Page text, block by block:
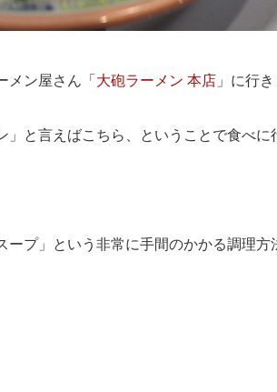
メン屋さん「 大砲ラーメン 本店 」に行き
と言えばこちら、ということで食べに
ープ」という非常に手間のかかる調理方